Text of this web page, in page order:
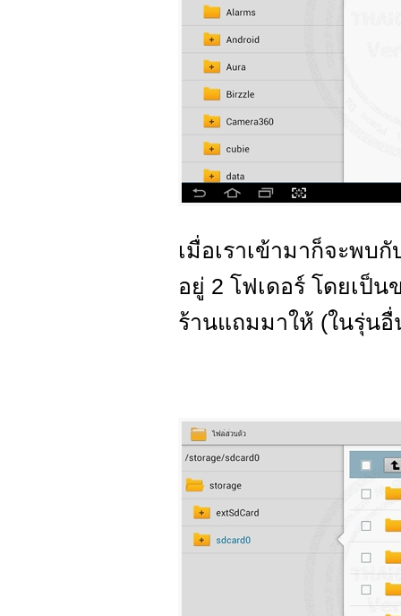
เมื่อเราเข้ามาก็จะพบ
อยู่ 2 โฟเดอร์ โดยเป็น
ร้านแถมมาให้ (ในรุ่น